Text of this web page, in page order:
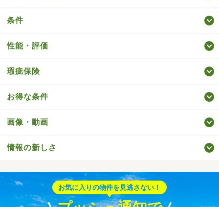
条件
性能・評価
瑕疵保険
お得な条件
画像・動画
情報の新しさ
お気に入りの物件を見逃さない！